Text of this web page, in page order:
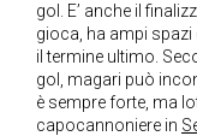
gol. E’ anche il
gioca, ha ampi
il termine ultimo.
gol, magari può
è sempre forte, ma
capocannoniere in